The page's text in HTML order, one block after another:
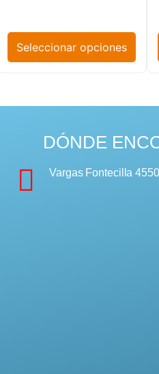
Seleccionar opciones
DÓNDE
Vargas Fontecilla